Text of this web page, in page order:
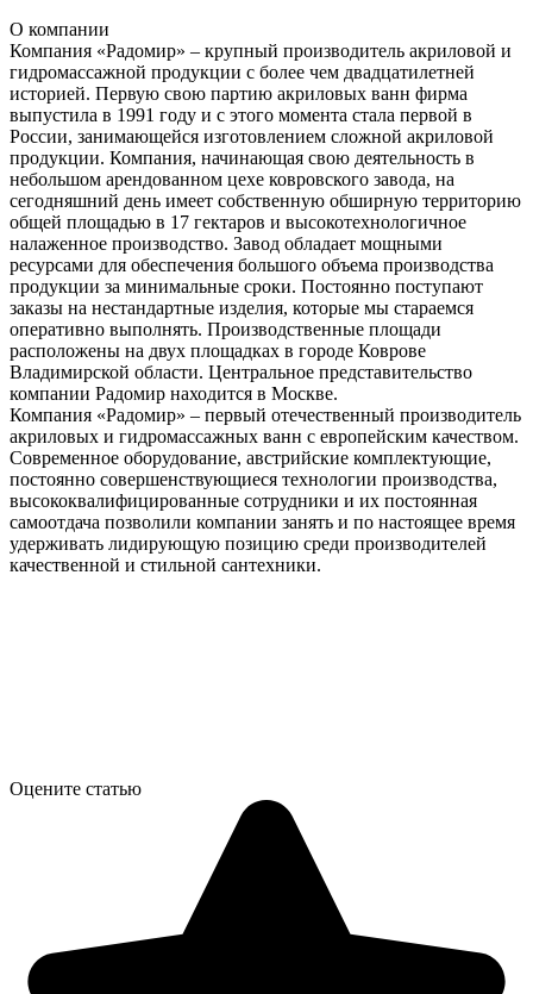
О компании
Компания «Радомир» – крупный производитель акриловой и
гидромассажной продукции с более чем двадцатилетней
историей. Первую свою партию акриловых ванн фирма
выпустила в 1991 году и с этого момента стала первой в
России, занимающейся изготовлением сложной акриловой
продукции. Компания, начинающая свою деятельность в
небольшом арендованном цехе ковровского завода, на
сегодняшний день имеет собственную обширную территорию
общей площадью в 17 гектаров и высокотехнологичное
налаженное производство. Завод обладает мощными
ресурсами для обеспечения большого объема производства
продукции за минимальные сроки. Постоянно поступают
заказы на нестандартные изделия, которые мы стараемся
оперативно выполнять. Производственные площади
расположены на двух площадках в городе Коврове
Владимирской области. Центральное представительство
компании Радомир находится в Москве.
Компания «Радомир» – первый отечественный производитель
акриловых и гидромассажных ванн с европейским качеством.
Современное оборудование, австрийские комплектующие,
постоянно совершенствующиеся технологии производства,
высококвалифицированные сотрудники и их постоянная
самоотдача позволили компании занять и по настоящее время
удерживать лидирующую позицию среди производителей
качественной и стильной сантехники.
Оцените статью